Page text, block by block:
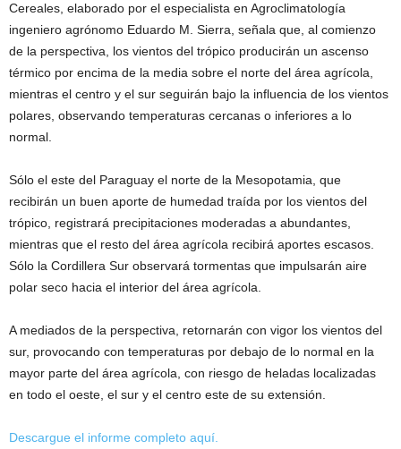
Cereales, elaborado por el especialista en Agroclimatología
ingeniero agrónomo Eduardo M. Sierra, señala que, al comienzo
de la perspectiva, los vientos del trópico producirán un ascenso
térmico por encima de la media sobre el norte del área agrícola,
mientras el centro y el sur seguirán bajo la influencia de los vientos
polares, observando temperaturas cercanas o inferiores a lo
normal.
Sólo el este del Paraguay el norte de la Mesopotamia, que
recibirán un buen aporte de humedad traída por los vientos del
trópico, registrará precipitaciones moderadas a abundantes,
mientras que el resto del área agrícola recibirá aportes escasos.
Sólo la Cordillera Sur observará tormentas que impulsarán aire
polar seco hacia el interior del área agrícola.
A mediados de la perspectiva, retornarán con vigor los vientos del
sur, provocando con temperaturas por debajo de lo normal en la
mayor parte del área agrícola, con riesgo de heladas localizadas
en todo el oeste, el sur y el centro este de su extensión.
Descargue el informe completo aquí.